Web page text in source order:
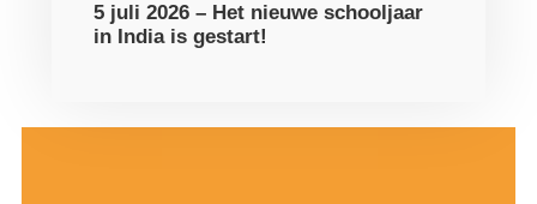
5 juli 2026 – Het nieuwe schooljaar
in India is gestart!